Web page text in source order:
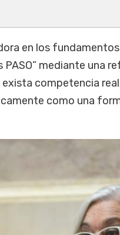
en los
PASO” mediante una
competencia
como una